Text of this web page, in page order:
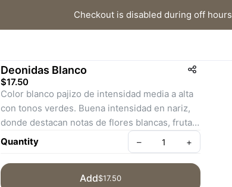
Checkout is disabled during off hours
Deonidas Blanco
$17.50
Color blanco pajizo de intensidad media a alta
con tonos verdes. Buena intensidad en nariz,
donde destacan notas de flores blancas, frutas
tropicales, melón y cítricos. En boca, tenemos
un vino jugoso, con una acidez pronunciada,
refrescante y persistente. En conclusión, un
vino blanco agradable, afrutado y fresco.
Quantity – +
Add$17.50